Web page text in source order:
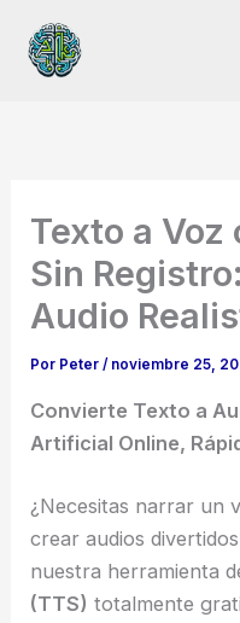
contenido
Texto a Voz
Sin
Audio
Por Peter/ noviembre 25,
Convierte Texto a
Artificial Online,
¿Necesitas narrar un
crear audios
nuestra herramienta
(TTS) totalmente